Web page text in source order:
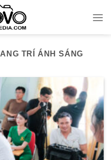
TRÍ ÁNH SÁNG